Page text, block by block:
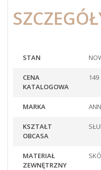
STAN
CENA
KATALOGOWA
149
MARKA
KSZTAŁT
OBCASA
MATERIAŁ
ZEWNĘTRZNY